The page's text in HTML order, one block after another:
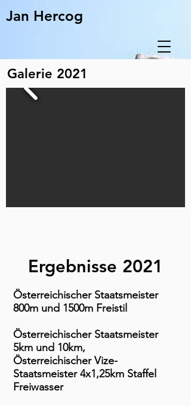
Jan Hercog
Galerie 2021
Ergebnisse 2021
Österreichischer Staatsmeister
800m und 1500m Freistil
Österreichischer Staatsmeister
5km und 10km,
Österreichischer Vize-
Staatsmeister 4x1,25km Staffel
Freiwasser